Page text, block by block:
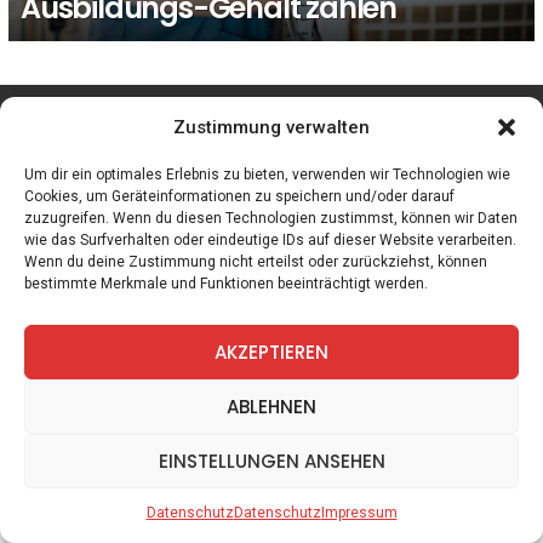
Zustimmung verwalten
Um dir ein optimales Erlebnis zu bieten, verwenden wir Technologien wie
Cookies, um Geräteinformationen zu speichern und/oder darauf
zuzugreifen. Wenn du diesen Technologien zustimmst, können wir Daten
wie das Surfverhalten oder eindeutige IDs auf dieser Website verarbeiten.
Wenn du deine Zustimmung nicht erteilst oder zurückziehst, können
bestimmte Merkmale und Funktionen beeinträchtigt werden.
AKZEPTIEREN
ABLEHNEN
EINSTELLUNGEN ANSEHEN
DatenschutzDatenschutzImpressum
facebook instagram
Spiele Zitate Kontakt Datenschutz Impressum